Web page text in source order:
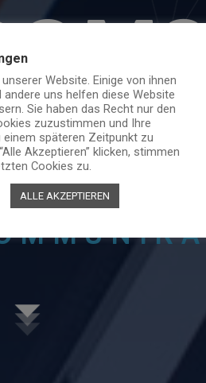
Website. Einige von ihnen
uns helfen diese Website
Sie haben das Recht nur den
zuzustimmen und Ihre
einem späteren Zeitpunkt zu
Akzeptieren” klicken, stimmen
Cookies zu.
ALLE AKZEPTIEREN